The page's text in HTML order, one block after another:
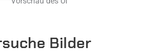
Bilder